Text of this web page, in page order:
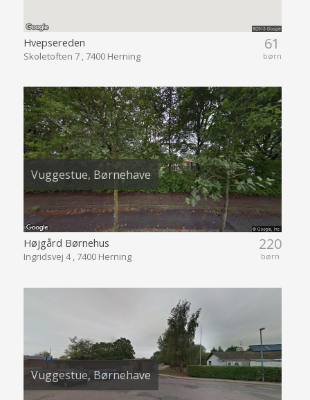
61
børn
Hvepsereden
Skoletoften 7 , 7400 Herning
Vuggestue, Børnehave
220
børn
Højgård Børnehus
Ingridsvej 4 , 7400 Herning
Vuggestue, Børnehave